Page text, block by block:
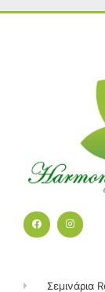
F
a
I
n
Σεμινάρια